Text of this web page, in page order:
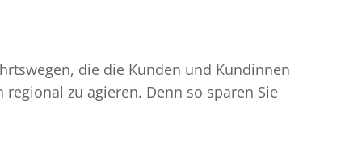
die die Kunden und Kundinnen
zu agieren. Denn so sparen Sie